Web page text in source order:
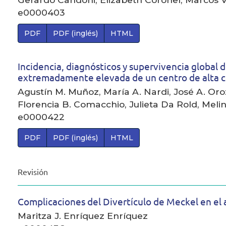
e0000403
PDF PDF (inglés) HTML
Incidencia, diagnósticos y supervivencia global
extremadamente elevada de un centro de alta
Agustín M. Muñoz, María A. Nardi, José A.
Florencia B. Comacchio, Julieta Da Rold,
e0000422
PDF PDF (inglés) HTML
Revisión
Complicaciones del Divertículo de Meckel en
Maritza J. Enríquez Enríquez